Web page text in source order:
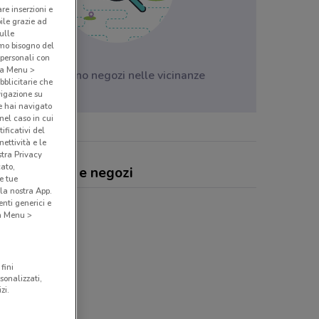
Non ci sono negozi nelle vicinanze
offerte e negozi
inserzioni e
grazie ad
bisogno del
con
Menu >
che
su
hai navigato
caso in cui
del
e le
Privacy
tue
nostra App.
generici e
Menu >
fini